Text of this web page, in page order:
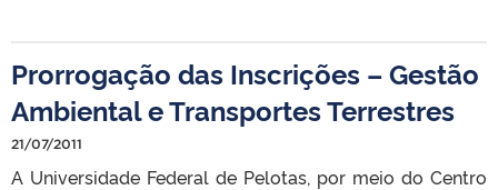
Prorrogação das Inscrições – Gestão
Ambiental e Transportes Terrestres
21/07/2011
A Universidade Federal de Pelotas, por meio do Centro